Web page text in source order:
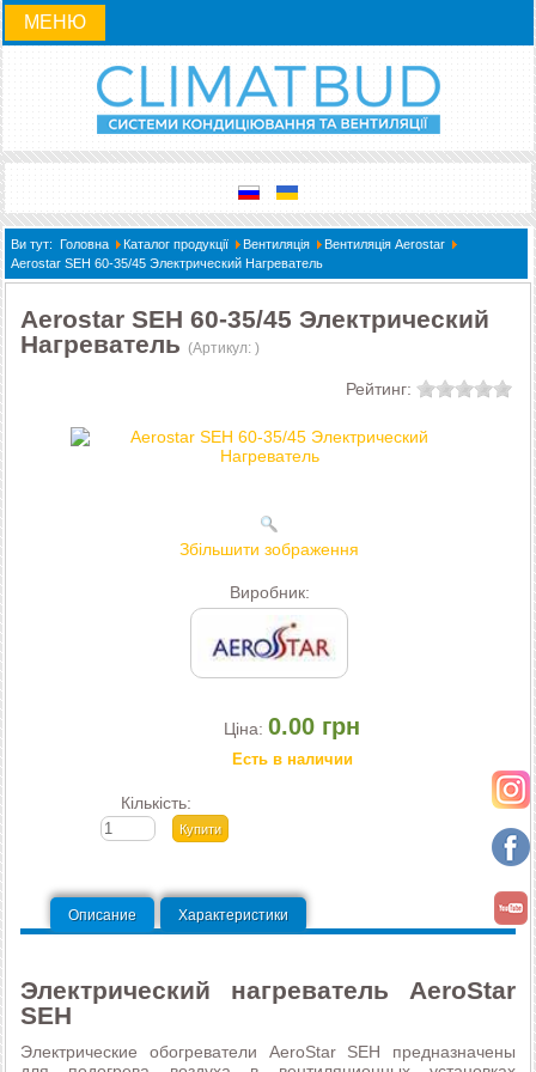
МЕНЮ
Ви тут: Головна Каталог продукції Вентиляція
Вентиляція Aerostar
Aerostar SEH 60-35/45 Электрический Нагреватель
Aerostar SEH 60-35/45 Электрический
Нагреватель (Артикул: )
Рейтинг:
Збільшити зображення
Виробник:
Ціна: 0.00 грн
Есть в наличии
Кількість:
Описание Характеристики
Электрический нагреватель AeroStar
SEH
Электрические обогреватели AeroStar SEH предназначены